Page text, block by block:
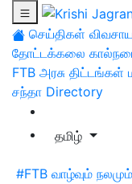
செய்திகள்
தோட்டக்கலை
FTB அரசு திட்டங்கள்
சந்தா Directory
தமிழ்
#FTB வாழ்வும் நலமும்